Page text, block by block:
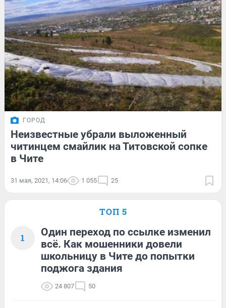
ГОРОД
Неизвестные убрали выложенный
читинцем смайлик на Титовской сопке
в Чите
31 мая, 2021, 14:06 1 055 25
ТОП 5
1
Один переход по ссылке изменил
всё. Как мошенники довели
школьницу в Чите до попытки
поджога здания
24 807 50